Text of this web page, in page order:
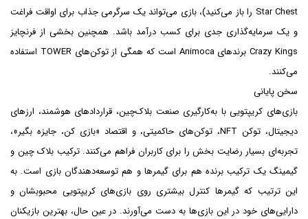
Star Chest را باز می‌کنید)، بازی می‌تواند یک سرگرمی جذاب برای اواقت فراغت
و یک سرمایه‌گذاری جدی برای کسب درآمد باشد. همچنین بخشی از فرنچایز
Crazy Kings برندهای Animoca است که همگی از توکن‌های TOWER استفاده
می‌کنند.
سخن پایانی
بازی‌های کریپتویی با به‌کارگیری صنعت بلاک‌چین، قراردادهای هوشمند، ارزهای
دیجیتال، توکن NFT، توکن‌های حاکمیتی، و اقتصاد «بازی کن، جایزه بگیر»،
تجربه‌ای بسیار رضایت بخش را برای کاربران فراهم می‌کنند. ترکیب بلاک چین و
گیمینگ یک ترکیب برنده هم برای گیمرها و هم توسعه‌دهندگان بازی است. به
این ترتیب که گیمرها کنترل بیشتری روی بازی‌های کریپتویی محبوبشان و
دارایی‌های خود در این بازی‌ها به دست می‌آورند. در عین حال، بهترین بازیکنان